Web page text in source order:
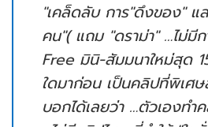
"เคล็ดลับ การ"ดึงของ" แ
คน"( แถม "ดราม่า" …ไม่มี
Free มินิ-สัมมนาใหม่สุด
ใดมาก่อน เป็นคลิปที่พิเศ
บอกได้เลยว่า …ตัวเองทำ